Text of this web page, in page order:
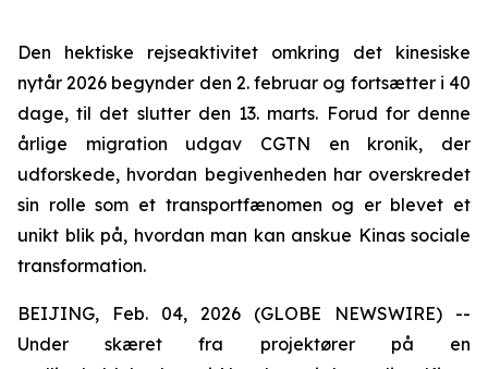
Den hektiske rejseaktivitet omkring det kinesiske
nytår 2026 begynder den 2. februar og fortsætter i 40
dage, til det slutter den 13. marts. Forud for denne
årlige migration udgav CGTN en kronik, der
udforskede, hvordan begivenheden har overskredet
sin rolle som et transportfænomen og er blevet et
unikt blik på, hvordan man kan anskue Kinas sociale
transformation.
BEIJING, Feb. 04, 2026 (GLOBE NEWSWIRE) --
Under skæret fra projektører på en